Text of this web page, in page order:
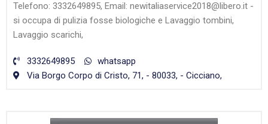
Telefono: 3332649895, Email: newitaliaservice2018@libero.it -
si occupa di pulizia fosse biologiche e Lavaggio tombini,
Lavaggio scarichi,
3332649895
whatsapp
Via Borgo Corpo di Cristo, 71, - 80033, - Cicciano,